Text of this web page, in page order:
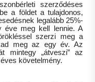
szerződéses
a földet a tulajdonos,
legalább 25%-
éve meg kell lennie. A
szerzi meg a
meg az egy év. Az
mintegy „átveszi” az
követelmény.